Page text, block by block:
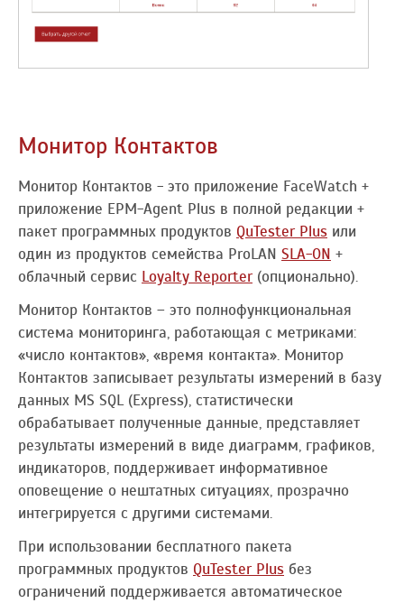
Монитор Контактов
Монитор Контактов - это приложение FaceWatch +
приложение EPM-Agent Plus в полной редакции +
пакет программных продуктов QuTester Plus или
один из продуктов семейства ProLAN SLA-ON +
облачный сервис Loyalty Reporter (опционально).
Монитор Контактов – это полнофункциональная
система мониторинга, работающая с метриками:
«число контактов», «время контакта». Монитор
Контактов записывает результаты измерений в базу
данных MS SQL (Express), статистически
обрабатывает полученные данные, представляет
результаты измерений в виде диаграмм, графиков,
индикаторов, поддерживает информативное
оповещение о нештатных ситуациях, прозрачно
интегрируется с другими системами.
При использовании бесплатного пакета
программных продуктов QuTester Plus без
ограничений поддерживается автоматическое